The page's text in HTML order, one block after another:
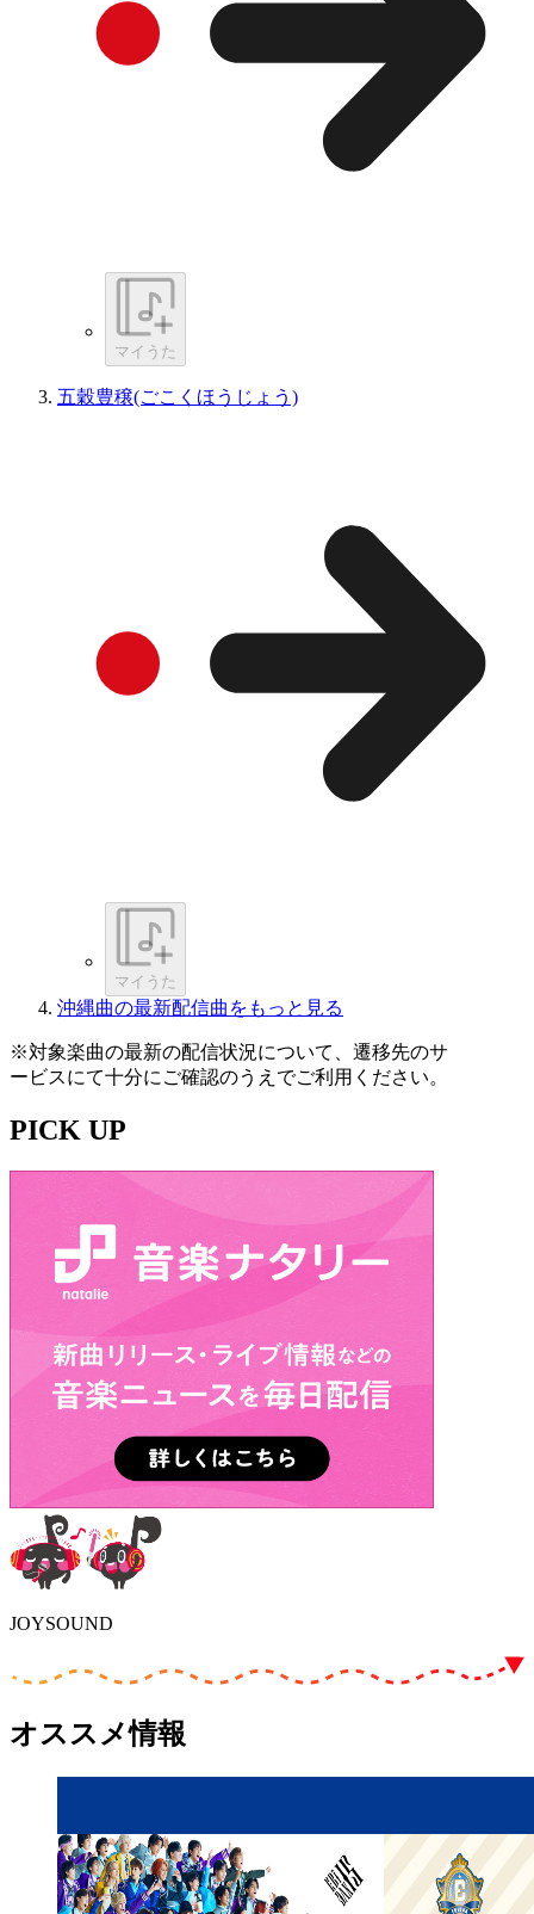
マイうた
五穀豊穣(ごこくほうじょう)
マイうた
沖縄曲の最新配信曲をもっと見る
※対象楽曲の最新の配信状況について、遷移先のサ
ービスにて十分にご確認のうえでご利用ください。
PICK UP
JOYSOUND
オススメ情報